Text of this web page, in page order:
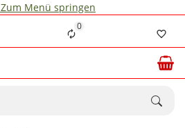
Zum Menü springen
0